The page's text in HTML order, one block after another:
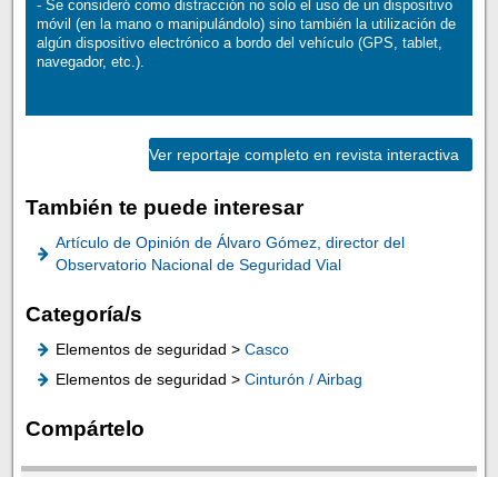
- Se consideró como distracción no solo el uso de un dispositivo
móvil (en la mano o manipulándolo) sino también la utilización de
algún dispositivo electrónico a bordo del vehículo (GPS, tablet,
navegador, etc.).
Ver reportaje completo en revista interactiva
También te puede interesar
Artículo de Opinión de Álvaro Gómez, director del
Observatorio Nacional de Seguridad Vial
Categoría/s
Elementos de seguridad > Casco
Elementos de seguridad > Cinturón / Airbag
Compártelo